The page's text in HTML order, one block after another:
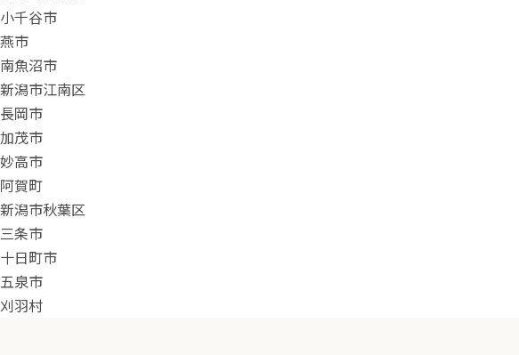
小千谷市
燕市
南魚沼市
新潟市江南区
長岡市
加茂市
妙高市
阿賀町
新潟市秋葉区
三条市
十日町市
五泉市
刈羽村